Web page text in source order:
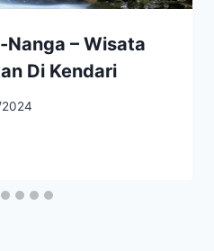
Nanga – Wisata
Di Kendari